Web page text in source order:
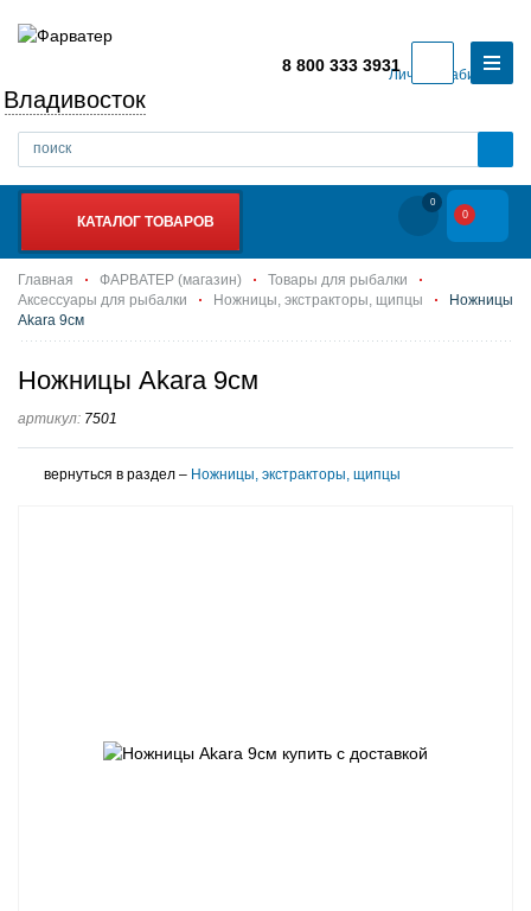
Личный кабинет
Владивосток
8 800 333 3931
КАТАЛОГ ТОВАРОВ
0
0
Главная ФАРВАТЕР (магазин)
Товары для рыбалки
Аксессуары для рыбалки
Ножницы, экстракторы, щипцы
Ножницы
Akara 9см
Ножницы Akara 9см
артикул: 7501
вернуться в раздел – Ножницы, экстракторы, щипцы